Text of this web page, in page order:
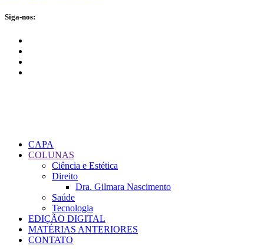
Siga-nos:
CAPA
COLUNAS
Ciência e Estética
Direito
Dra. Gilmara Nascimento
Saúde
Tecnologia
EDIÇÃO DIGITAL
MATÉRIAS ANTERIORES
CONTATO